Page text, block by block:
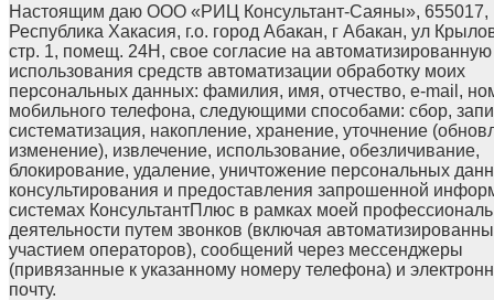
Настоящим даю ООО «РИЦ Консультант-Саяны», 655017,
Республика Хакасия, г.о. город Абакан, г Абакан, ул
стр. 1, помещ. 24Н, свое согласие на автоматизированную
использования средств автоматизации обработку моих
персональных данных: фамилия, имя, отчество, e-mail,
мобильного телефона, следующими способами: сбор,
систематизация, накопление, хранение, уточнение
изменение), извлечение, использование, обезличивание,
блокирование, удаление, уничтожение персональных
консультирования и предоставления запрошенной
системах КонсультантПлюс в рамках моей
деятельности путем звонков (включая
участием операторов), сообщений через мессенджеры
(привязанные к указанному номеру телефона) и
почту.